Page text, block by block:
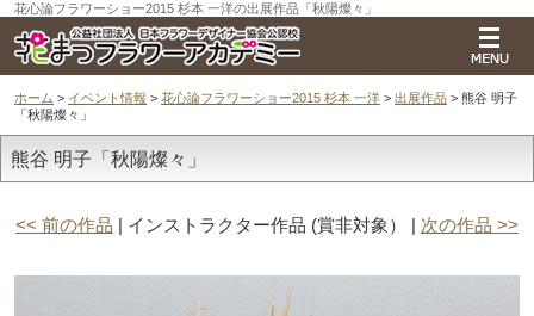
花心論フラワーショー2015 杉本 一洋の出展作品「秋陽燦々」
ホーム > イベント情報 > 花心論フラワーショー2015 杉本 一洋 > 出展作品 > 熊谷 明子
「秋陽燦々」
熊谷 明子「秋陽燦々」
<< 前の作品 | インストラクター作品 (賞非対象） | 次の作品 >>